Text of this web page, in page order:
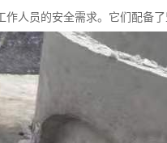
人员的安全需求。它们配备